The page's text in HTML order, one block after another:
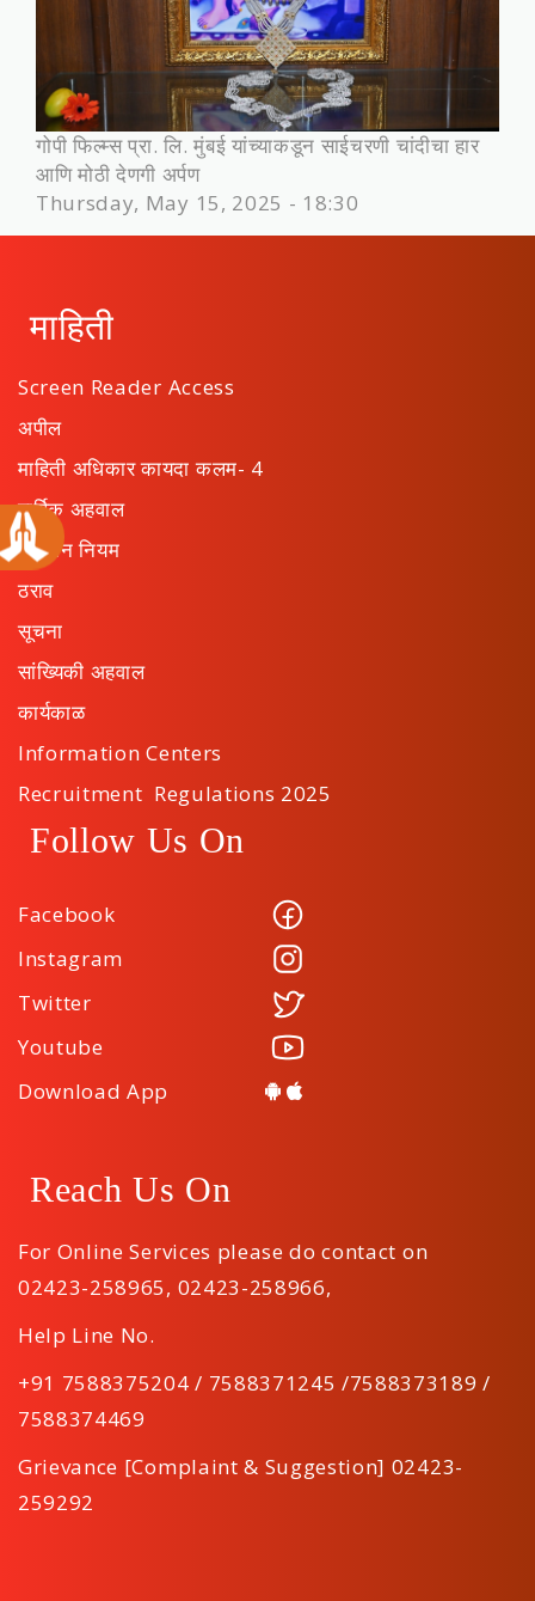
गोपी फिल्म्स प्रा. लि. मुंबई यांच्याकडून साईचरणी चांदीचा हार
आणि मोठी देणगी अर्पण
Thursday, May 15, 2025 - 18:30
माहिती
Screen Reader Access
अपील
माहिती अधिकार कायदा कलम- 4
वार्षिक अहवाल
संस्थान नियम
ठराव
सूचना
सांख्यिकी अहवाल
कार्यकाळ
Information Centers
Recruitment Regulations 2025
Follow Us On
Facebook
Instagram
Twitter
Youtube
Download App
Reach Us On
For Online Services please do contact on
02423-258965, 02423-258966,
Help Line No.
+91 7588375204 / 7588371245 /7588373189 /
7588374469
Grievance [Complaint & Suggestion] 02423-
259292